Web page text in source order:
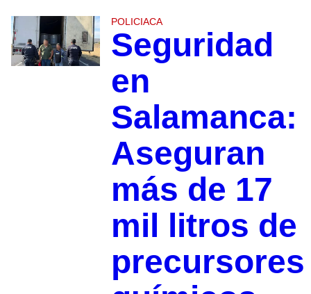
POLICIACA
Seguridad
en
Salamanca:
Aseguran
más de 17
mil litros de
precursores